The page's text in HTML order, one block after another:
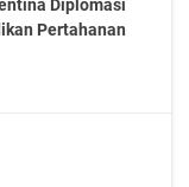
Diplomasi
Pertahanan